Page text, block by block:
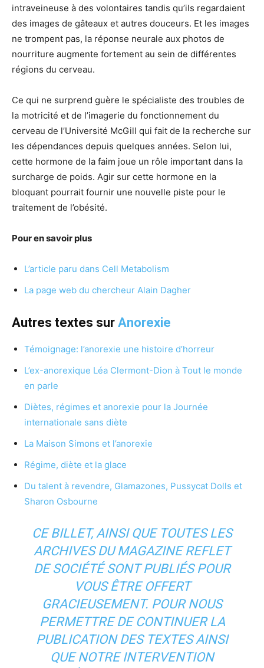
intraveineuse à des volontaires tandis qu’ils regardaient
des images de gâteaux et autres douceurs. Et les images
ne trompent pas, la réponse neurale aux photos de
nourriture augmente fortement au sein de différentes
régions du cerveau.
Ce qui ne surprend guère le spécialiste des troubles de
la motricité et de l’imagerie du fonctionnement du
cerveau de l’Université McGill qui fait de la recherche sur
les dépendances depuis quelques années. Selon lui,
cette hormone de la faim joue un rôle important dans la
surcharge de poids. Agir sur cette hormone en la
bloquant pourrait fournir une nouvelle piste pour le
traitement de l’obésité.
Pour en savoir plus
L’article paru dans Cell Metabolism
La page web du chercheur Alain Dagher
Autres textes sur Anorexie
Témoignage: l’anorexie une histoire d’horreur
L’ex-anorexique Léa Clermont-Dion à Tout le monde
en parle
Diètes, régimes et anorexie pour la Journée
internationale sans diète
La Maison Simons et l’anorexie
Régime, diète et la glace
Du talent à revendre, Glamazones, Pussycat Dolls et
Sharon Osbourne
CE BILLET, AINSI QUE TOUTES LES
ARCHIVES DU MAGAZINE REFLET
DE SOCIÉTÉ SONT PUBLIÉS POUR
VOUS ÊTRE OFFERT
GRACIEUSEMENT. POUR NOUS
PERMETTRE DE CONTINUER LA
PUBLICATION DES TEXTES AINSI
QUE NOTRE INTERVENTION